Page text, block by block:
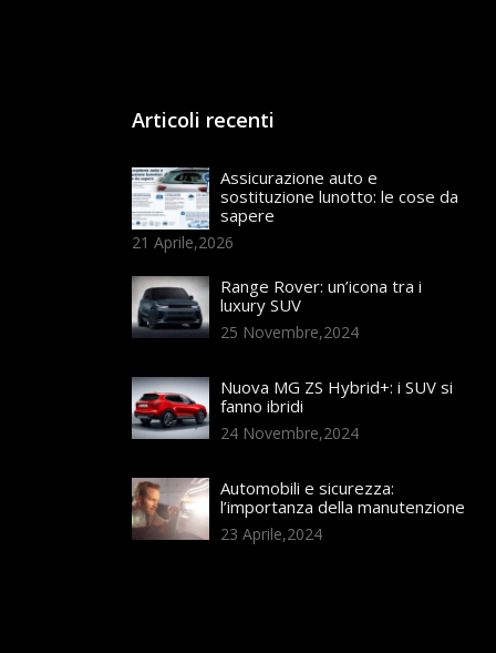
Articoli recenti
Assicurazione auto e
sostituzione lunotto: le cose da
sapere
21 Aprile,2026
Range Rover: un’icona tra i
luxury SUV
25 Novembre,2024
Nuova MG ZS Hybrid+: i SUV si
fanno ibridi
24 Novembre,2024
Automobili e sicurezza:
l’importanza della manutenzione
23 Aprile,2024